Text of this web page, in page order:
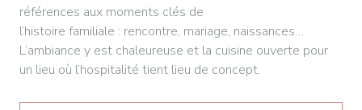
références aux moments clés de
l’histoire familiale : rencontre, mariage, naissances…
L’ambiance y est chaleureuse et la cuisine ouverte pour
un lieu où l’hospitalité tient lieu de concept.